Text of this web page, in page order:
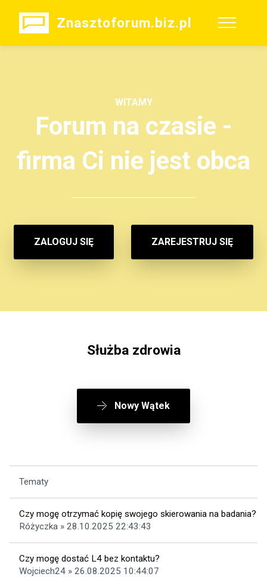
Znasztoforum.biz.pl
WITAMY
Forum na czasie -
firma Ci nie jest obca
ZALOGUJ SIĘ ZAREJESTRUJ SIĘ
Służba zdrowia
Nowy Wątek
Tematy
Czy mogę otrzymać kopię swojego skierowania na badania?
Różyczka » 28.10.2025 22:43:43
Czy mogę dostać L4 bez kontaktu?
Wojciech24 » 26.08.2025 10:44:07